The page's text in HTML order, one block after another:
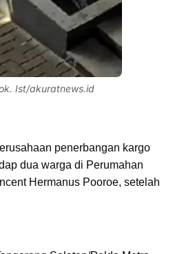
Ist/akuratnews.id
penerbangan kargo
dua warga di Perumahan
Hermanus Pooroe, setelah